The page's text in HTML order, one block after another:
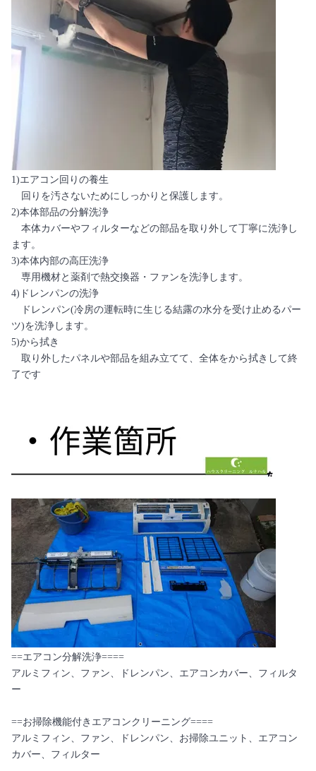
1)エアコン回りの養生
回りを汚さないためにしっかりと保護します。
2)本体部品の分解洗浄
本体カバーやフィルターなどの部品を取り外して丁寧に洗浄し
ます。
3)本体内部の高圧洗浄
専用機材と薬剤で熱交換器・ファンを洗浄します。
4)ドレンパンの洗浄
ドレンパン(冷房の運転時に生じる結露の水分を受け止めるパー
ツ)を洗浄します。
5)から拭き
取り外したパネルや部品を組み立てて、全体をから拭きして終
了です
==エアコン分解洗浄====
アルミフィン、ファン、ドレンパン、エアコンカバー、フィルタ
ー
==お掃除機能付きエアコンクリーニング====
アルミフィン、ファン、ドレンパン、お掃除ユニット、エアコン
カバー、フィルター